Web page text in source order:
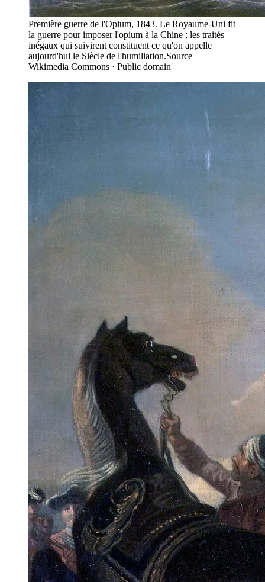
Première guerre de l'Opium, 1843. Le Royaume-Uni fit
la guerre pour imposer l'opium à la Chine ; les traités
inégaux qui suivirent constituent ce qu'on appelle
aujourd'hui le Siècle de l'humiliation.Source —
Wikimedia Commons · Public domain